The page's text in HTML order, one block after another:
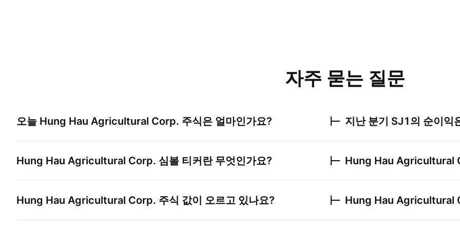
자주 묻는 질문
오늘 Hung Hau Agricultural Corp. 주식은 얼마인가요?
Hung Hau Agricultural Corp. 심볼 티커란 무엇인가요?
Hung Hau Agricultural Corp. 주식 값이 오르고 있나요?
지난 분기 SJ1의 순이익
Hung Hau Agricultural
Hung Hau Agricultural